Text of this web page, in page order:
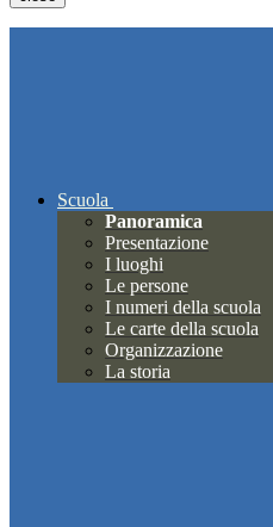
Scuola
Panoramica
Presentazione
I luoghi
Le persone
I numeri della scuola
Le carte della scuola
Organizzazione
La storia